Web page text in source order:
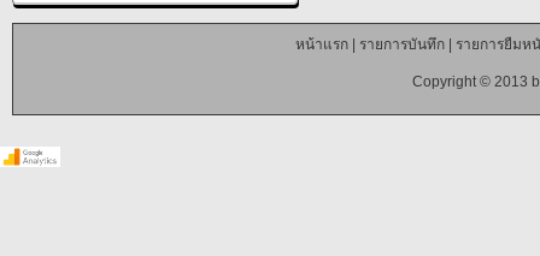
หน้าแรก| รายการบันทึก| รายการยืมห
Copyright © 2013